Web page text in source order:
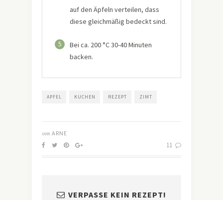
auf den Äpfeln verteilen, dass
diese gleichmäßig bedeckt sind.
5
Bei ca. 200 °C 30-40 Minuten
backen.
APFEL KUCHEN REZEPT ZIMT
von ARNE
11
VERPASSE KEIN REZEPT!